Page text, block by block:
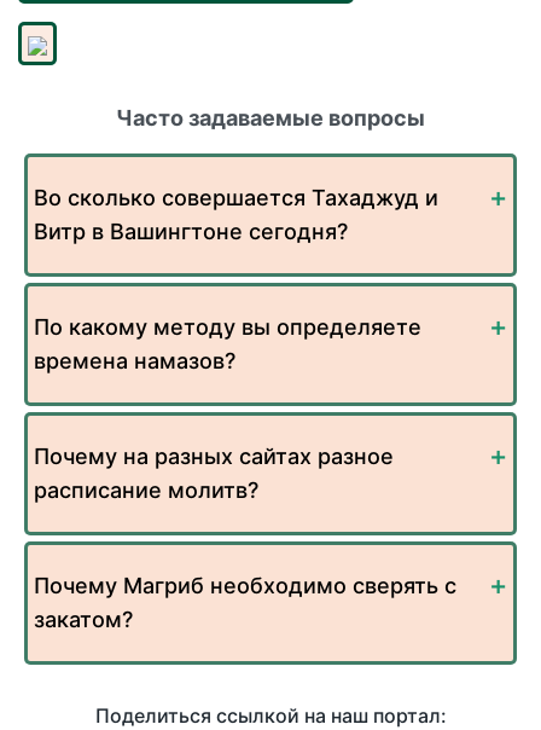
Часто задаваемые вопросы
Во сколько совершается Тахаджуд и
Витр в Вашингтоне сегодня?
По какому методу вы определяете
времена намазов?
Почему на разных сайтах разное
расписание молитв?
Почему Магриб необходимо сверять с
закатом?
Поделиться ссылкой на наш портал: